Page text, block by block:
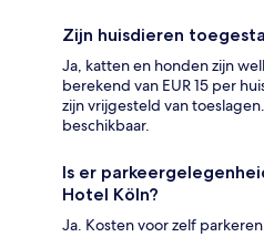
Zijn huisdieren
Ja, katten en honden zijn
berekend van EUR 15 per
zijn vrijgesteld van
beschikbaar.
Is er
Hotel Köln?
Ja. Kosten voor zelf